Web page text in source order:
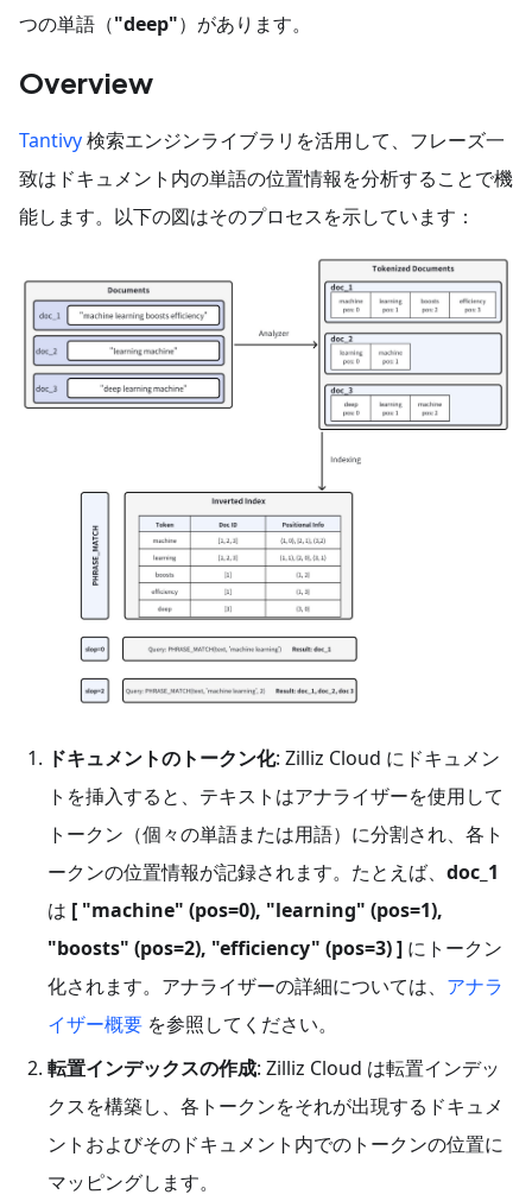
つの単語（"deep"）があります。
Overview
Tantivy検索エンジンライブラリを活用して、フレーズ一
致はドキュメント内の単語の位置情報を分析することで機
能します。以下の図はそのプロセスを示しています：
ドキュメントのトークン化: Zilliz Cloud にドキュメン
トを挿入すると、テキストはアナライザーを使用して
トークン（個々の単語または用語）に分割され、各ト
ークンの位置情報が記録されます。たとえば、 doc_1
は [ "machine" (pos=0), "learning" (pos=1),
"boosts" (pos=2), "efficiency" (pos=3) ] にトークン
化されます。アナライザーの詳細については、 アナラ
イザー概要 を参照してください。
転置インデックスの作成: Zilliz Cloud は転置インデッ
クスを構築し、各トークンをそれが出現するドキュメ
ントおよびそのドキュメント内でのトークンの位置に
マッピングします。